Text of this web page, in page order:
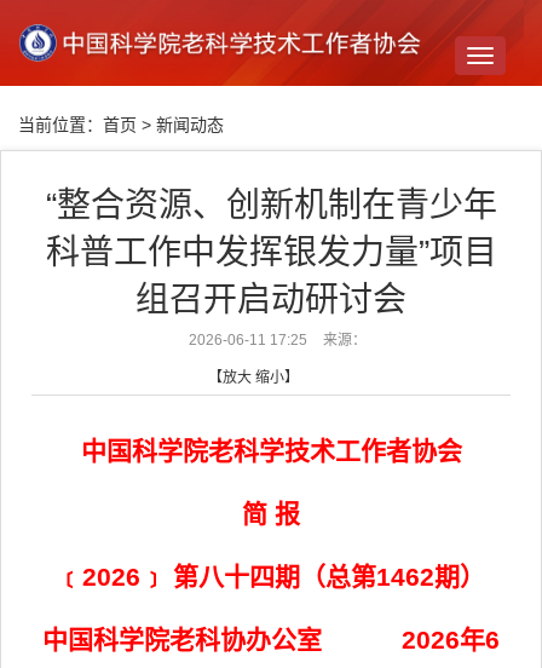
Toggle
当前位置： 首页 > 新闻动态
“整合资源、创新机制在青少年
科普工作中发挥银发力量”项目
组召开启动研讨会
2026-06-11 17:25 来源：
【放大 缩小】
中国科学院老科学技术工作者协会
简 报
﹝2026﹞ 第八十四期（总第1462期）
中国科学院老科协办公室 2026年6